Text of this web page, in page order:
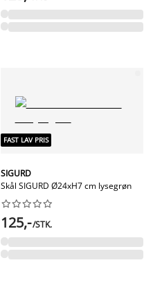
FAST LAV PRIS
SIGURD
Skål SIGURD Ø24xH7 cm lysegrøn






125,-/STK.